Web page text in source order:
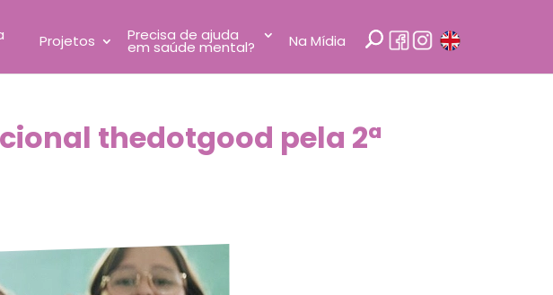
Projetos Precisa de ajuda
em saúde mental? Na Mídia
thedotgood pela 2ª